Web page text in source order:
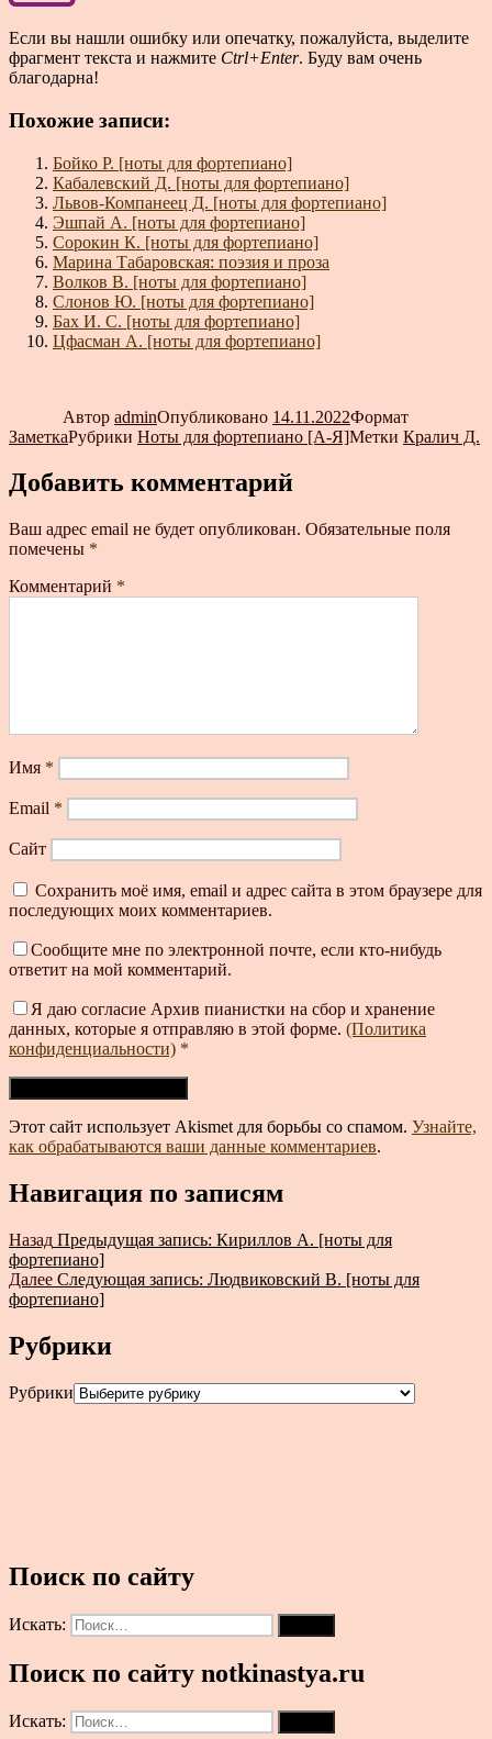
Если вы нашли ошибку или опечатку, пожалуйста, выделите
фрагмент текста и нажмите Ctrl+Enter. Буду вам очень
благодарна!
Похожие записи:
Бойко Р. [ноты для фортепиано]
Кабалевский Д. [ноты для фортепиано]
Львов-Компанеец Д. [ноты для фортепиано]
Эшпай А. [ноты для фортепиано]
Сорокин К. [ноты для фортепиано]
Марина Табаровская: поэзия и проза
Волков В. [ноты для фортепиано]
Слонов Ю. [ноты для фортепиано]
Бах И. С. [ноты для фортепиано]
Цфасман А. [ноты для фортепиано]
Автор adminОпубликовано 14.11.2022Формат
ЗаметкаРубрики Ноты для фортепиано [А-Я]Метки Кралич Д.
Добавить комментарий
Ваш адрес email не будет опубликован. Обязательные поля
помечены *
Комментарий *
Имя *
Email *
Сайт
Сохранить моё имя, email и адрес сайта в этом браузере для
последующих моих комментариев.
Сообщите мне по электронной почте, если кто-нибудь
ответит на мой комментарий.
Я даю согласие Архив пианистки на сбор и хранение
данных, которые я отправляю в этой форме. (Политика
конфиденциальности) *
Этот сайт использует Akismet для борьбы со спамом. Узнайте,
как обрабатываются ваши данные комментариев.
Навигация по записям
Назад Предыдущая запись: Кириллов А. [ноты для
фортепиано]
Далее Следующая запись: Людвиковский В. [ноты для
фортепиано]
Рубрики
Рубрики
Поиск по сайту
Искать:
Поиск по сайту notkinastya.ru
Искать: